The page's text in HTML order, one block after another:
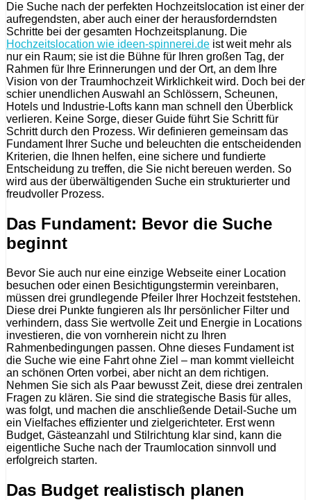
Die Suche nach der perfekten Hochzeitslocation ist einer der
aufregendsten, aber auch einer der herausforderndsten
Schritte bei der gesamten Hochzeitsplanung. Die
Hochzeitslocation wie ideen-spinnerei.de ist weit mehr als
nur ein Raum; sie ist die Bühne für Ihren großen Tag, der
Rahmen für Ihre Erinnerungen und der Ort, an dem Ihre
Vision von der Traumhochzeit Wirklichkeit wird. Doch bei der
schier unendlichen Auswahl an Schlössern, Scheunen,
Hotels und Industrie-Lofts kann man schnell den Überblick
verlieren. Keine Sorge, dieser Guide führt Sie Schritt für
Schritt durch den Prozess. Wir definieren gemeinsam das
Fundament Ihrer Suche und beleuchten die entscheidenden
Kriterien, die Ihnen helfen, eine sichere und fundierte
Entscheidung zu treffen, die Sie nicht bereuen werden. So
wird aus der überwältigenden Suche ein strukturierter und
freudvoller Prozess.
Das Fundament: Bevor die Suche
beginnt
Bevor Sie auch nur eine einzige Webseite einer Location
besuchen oder einen Besichtigungstermin vereinbaren,
müssen drei grundlegende Pfeiler Ihrer Hochzeit feststehen.
Diese drei Punkte fungieren als Ihr persönlicher Filter und
verhindern, dass Sie wertvolle Zeit und Energie in Locations
investieren, die von vornherein nicht zu Ihren
Rahmenbedingungen passen. Ohne dieses Fundament ist
die Suche wie eine Fahrt ohne Ziel – man kommt vielleicht
an schönen Orten vorbei, aber nicht an dem richtigen.
Nehmen Sie sich als Paar bewusst Zeit, diese drei zentralen
Fragen zu klären. Sie sind die strategische Basis für alles,
was folgt, und machen die anschließende Detail-Suche um
ein Vielfaches effizienter und zielgerichteter. Erst wenn
Budget, Gästeanzahl und Stilrichtung klar sind, kann die
eigentliche Suche nach der Traumlocation sinnvoll und
erfolgreich starten.
Das Budget realistisch planen